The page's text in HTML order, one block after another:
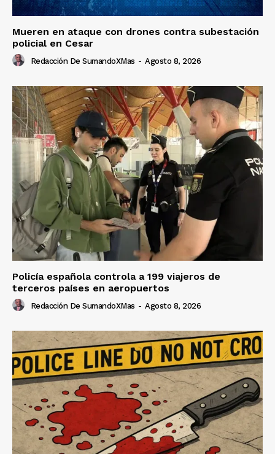
Mueren en ataque con drones contra subestación
policial en Cesar
Redacción De SumandoXMas - Agosto 8, 2026
Policía española controla a 199 viajeros de
terceros países en aeropuertos
Redacción De SumandoXMas - Agosto 8, 2026